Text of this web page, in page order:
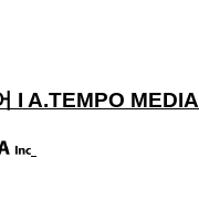
I A.TEMPO MEDIA